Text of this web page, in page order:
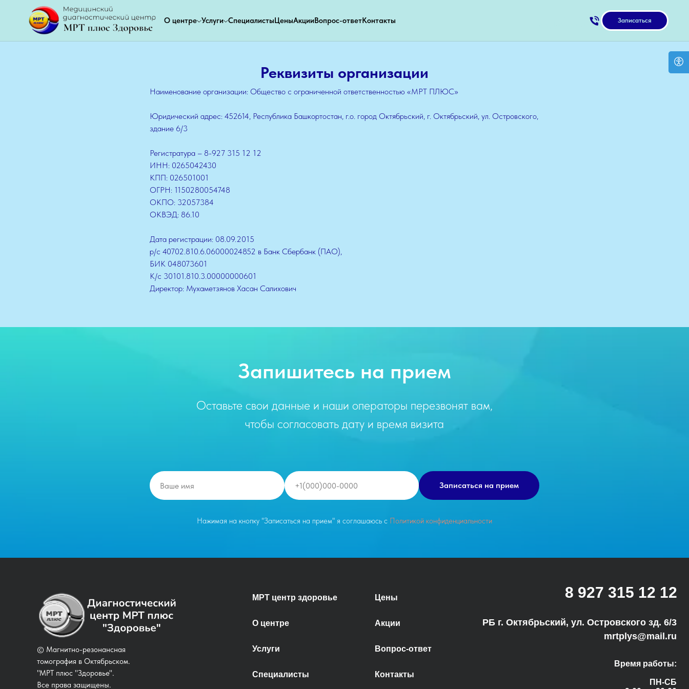
О центре Услуги СпециалистыЦеныАкцииВопрос-ответКонтакты Записаться
Реквизиты организации
Наименование организации: Общество с ограниченной ответственностью «МРТ ПЛЮС»
Юридический адрес: 452614, Республика Башкортостан, г.о. город Октябрьский, г. Октябрьский, ул. Островского,
здание 6/3
Регистратура – 8-927 315 12 12
ИНН: 0265042430
КПП: 026501001
ОГРН: 1150280054748
ОКПО: 32057384
ОКВЭД: 86.10
Дата регистрации: 08.09.2015
р/с 40702.810.6.06000024852 в Банк Сбербанк (ПАО),
БИК 048073601
К/с 30101.810.3.00000000601
Директор: Мухаметзянов Хасан Салихович
Запишитесь на прием
Оставьте свои данные и наши операторы перезвонят вам,
чтобы согласовать дату и время визита
Записаться на прием
Нажимая на кнопку "Записаться на прием" я соглашаюсь с Политикой конфиденциальности
МРТ центр здоровье
О центре
Услуги
Специалисты
Цены
Акции
РБ г. Октябрьский, ул. Островского зд. 6/3
mrtplys@mail.ru
8 927 315 12 12
Вопрос-ответ
Время работы:
ПН-СБ
Контакты
© Магнитно-резонансная
томография в Октябрьском.
"МРТ плюс "Здоровье".
Все права защищены.